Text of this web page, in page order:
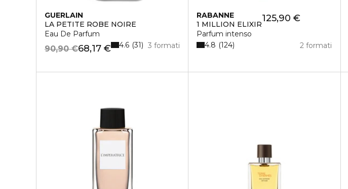
GUERLAIN
LA PETITE ROBE NOIRE
Eau De Parfum
68,17 €
90,90 € 3 formati
4.6 31
RABANNE
1 MILLION ELIXIR
Parfum intenso
125,90 €
2 formati
4.8 124